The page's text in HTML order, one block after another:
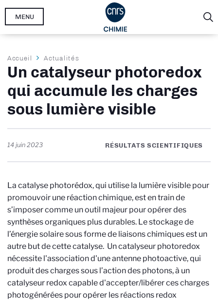
Aller
MENU
Fil
d'Ariane
Accueil Actualités
Un catalyseur photoredox
qui accumule les charges
sous lumière visible
14 juin 2023 RÉSULTATS SCIENTIFIQUES
La catalyse photorédox, qui utilise la lumière visible pour
promouvoir une réaction chimique, est en train de
s’imposer comme un outil majeur pour opérer des
synthèses organiques plus durables. Le stockage de
l’énergie solaire sous forme de liaisons chimiques est un
autre but de cette catalyse. Un catalyseur photoredox
nécessite l'association d'une antenne photoactive, qui
produit des charges sous l’action des photons, à un
catalyseur redox capable d'accepter/libérer ces charges
photogénérées pour opérer les réactions redox